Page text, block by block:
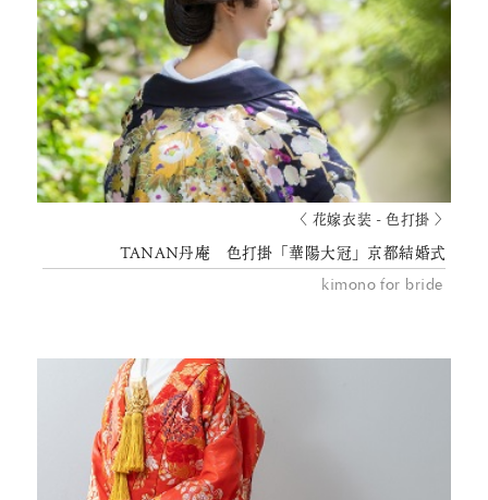
〈 花嫁衣装 - 色打掛 〉
TANAN丹庵 色打掛「華陽大冠」京都結婚式
kimono for bride